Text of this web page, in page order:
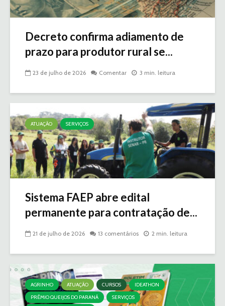
Decreto confirma adiamento de
prazo para produtor rural se...
23 de julho de 2026 Comentar 3 min. leitura
ATUAÇÃO SERVIÇOS
Sistema FAEP abre edital
permanente para contratação de...
21 de julho de 2026 13 comentários 2 min. leitura
AGRINHO ATUAÇÃO CURSOS
IDEATHON
PRÊMIO QUEIJOS DO PARANÁ
SERVIÇOS